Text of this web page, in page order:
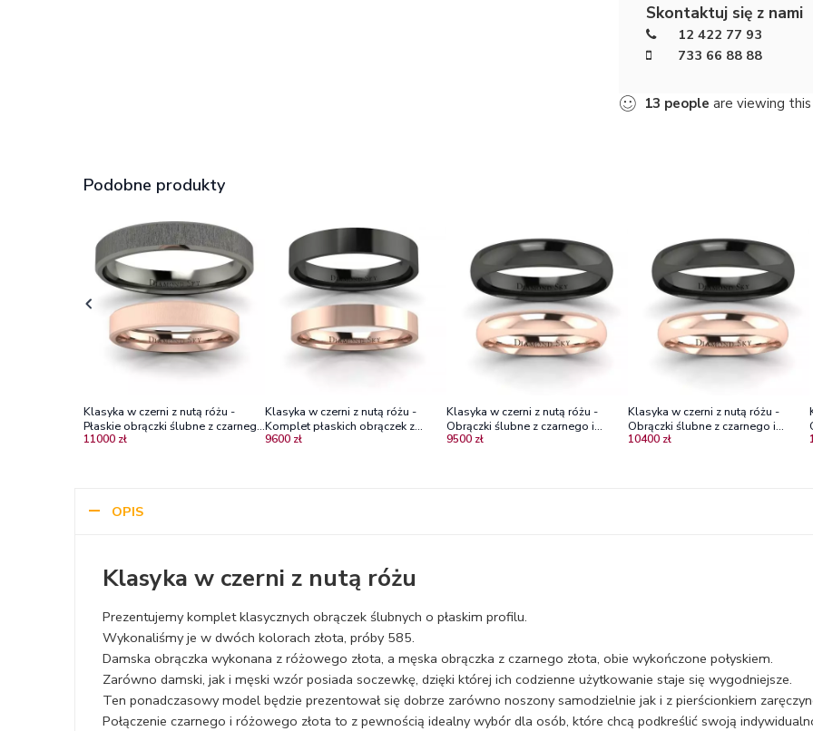
Skontaktuj się z nami
12 422 77 93
733 66 88 88
9 peopleare viewing this
Podobne produkty
Klasyka w czerni z nutą różu -
Płaskie obrączki ślubne z czarnego
i różowego złota, 3.5mm, 4.5mm
11000 zł
Klasyka w czerni z nutą różu -
Komplet płaskich obrączek z
czarnego i różowego złota, 3mm,
9600 zł
Klasyka w czerni z nutą różu -
Obrączki ślubne z czarnego i
różowego złota, 3mm, 4mm
9500 zł
Klasyka w czerni z nutą różu -
Obrączki ślubne z czarnego i
różowego złota, 3,5 mm
10400 zł
OPIS
Klasyka w czerni z nutą różu
Prezentujemy komplet klasycznych obrączek ślubnych o płaskim profilu.
Wykonaliśmy je w dwóch kolorach złota, próby 585.
Damska obrączka wykonana z różowego złota, a męska obrączka z czarnego złota, obie wykończone połyskiem.
Zarówno damski, jak i męski wzór posiada soczewkę, dzięki której ich codzienne użytkowanie staje się wygodniejsze.
Ten ponadczasowy model będzie prezentował się dobrze zarówno noszony samodzielnie jak i z pierścionkiem
Połączenie czarnego i różowego złota to z pewnością idealny wybór dla osób, które chcą podkreślić swoją